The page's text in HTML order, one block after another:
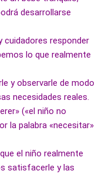
desarrollarse
cuidadores responder
lo que realmente
y observarle de modo
necesidades reales.
(«el niño no
la palabra «necesitar»
el niño realmente
satisfacerle y las